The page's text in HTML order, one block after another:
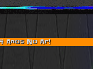
Anos No Ar!